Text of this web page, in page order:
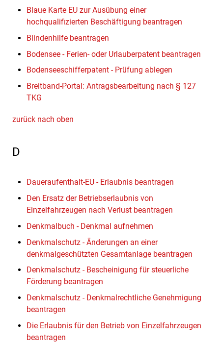
Blaue Karte EU zur Ausübung einer
hochqualifizierten Beschäftigung beantragen
Blindenhilfe beantragen
Bodensee - Ferien- oder Urlauberpatent beantragen
Bodenseeschifferpatent - Prüfung ablegen
Breitband-Portal: Antragsbearbeitung nach § 127
TKG
zurück nach oben
D
Daueraufenthalt-EU - Erlaubnis beantragen
Den Ersatz der Betriebserlaubnis von
Einzelfahrzeugen nach Verlust beantragen
Denkmalbuch - Denkmal aufnehmen
Denkmalschutz - Änderungen an einer
denkmalgeschützten Gesamtanlage beantragen
Denkmalschutz - Bescheinigung für steuerliche
Förderung beantragen
Denkmalschutz - Denkmalrechtliche Genehmigung
beantragen
Die Erlaubnis für den Betrieb von Einzelfahrzeugen
beantragen